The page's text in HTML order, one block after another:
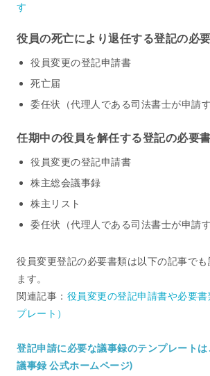
す
役員の死亡により退任する登記の必
役員変更の登記申請書
死亡届
委任状（代理人である司法書士が申請す
任期中の役員を解任する登記の必要
役員変更の登記申請書
株主総会議事録
株主リスト
委任状（代理人である司法書士が申請す
役員変更登記の必要書類は以下の記事で
ます。
関連記事： 役員変更の登記申請書や必要
プレート）
登記申請に必要な議事録のテンプレートは
議事録 公式ホームページ)